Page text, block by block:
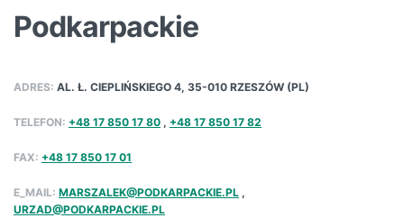
Podkarpackie
ADRES: AL. Ł. CIEPLIŃSKIEGO 4, 35-010 RZESZÓW (PL)
TELEFON: +48 17 850 17 80 , +48 17 850 17 82
FAX: +48 17 850 17 01
E_MAIL: MARSZALEK@PODKARPACKIE.PL ,
URZAD@PODKARPACKIE.PL